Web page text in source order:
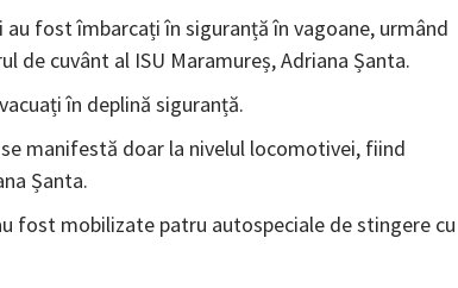
fost îmbarcați în siguranță în vagoane, urmând
de cuvânt al ISU Maramureș, Adriana Șanta.
în deplină siguranță.
manifestă doar la nivelul locomotivei, fiind
Șanta.
fost mobilizate patru autospeciale de stingere cu